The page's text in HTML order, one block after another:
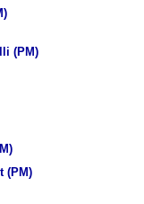
(PM)
(PM)